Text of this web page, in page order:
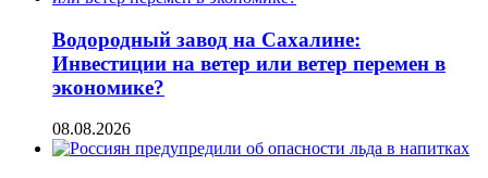
Водородный завод на Сахалине:
Инвестиции на ветер или ветер перемен в
экономике?
08.08.2026